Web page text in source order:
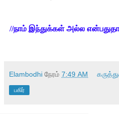
//நாம் இந்துக்கள் அல்ல
Elambodhi நேரம் 7:49 AM
பகிர்